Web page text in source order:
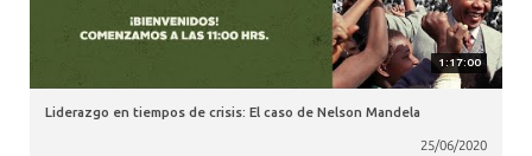
1:17:00
Liderazgo en tiempos de crisis: El caso de Nelson Mandela
25/06/2020